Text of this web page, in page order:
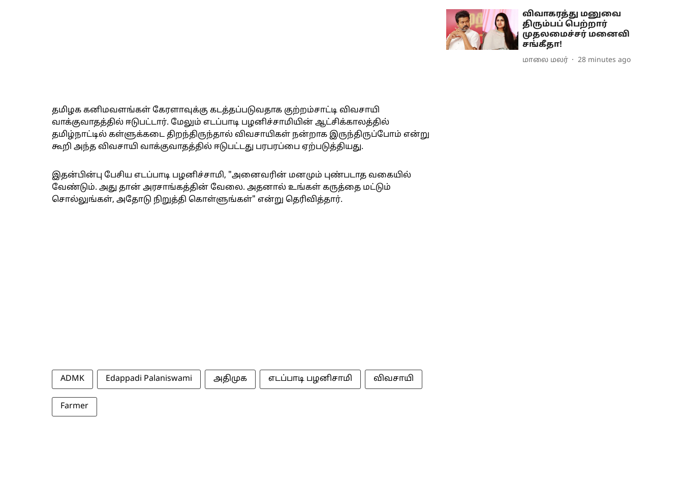
தமிழக கனிமவளங்கள் கேரளாவுக்கு கடத்தப்படுவதாக குற்றம்சாட்டி விவசாயி
வாக்குவாதத்தில் ஈடுபட்டார். மேலும் எடப்பாடி பழனிச்சாமியின் ஆட்சிக்காலத்தில்
தமிழ்நாட்டில் கள்ளுக்கடை திறந்திருந்தால் விவசாயிகள் நன்றாக இருந்திருப்போம் என்று
கூறி அந்த விவசாயி வாக்குவாதத்தில் ஈடுபட்டது பரபரப்பை ஏற்படுத்தியது.
இதன்பின்பு பேசிய எடப்பாடி பழனிச்சாமி, "அனைவரின் மனமும் புண்படாத வகையில்
வேண்டும். அது தான் அரசாங்கத்தின் வேலை. அதனால் உங்கள் கருத்தை மட்டும்
சொல்லுங்கள், அதோடு நிறுத்தி கொள்ளுங்கள்" என்று தெரிவித்தார்.
ADMK Edappadi Palaniswami அதிமுக எடப்பாடி பழனிசாமி விவசாயி
Farmer
விவாகரத்து மனுவை
திரும்பப் பெற்றார்
முதலமைச்சர் மனைவி
சங்கீதா!
மாலை மலர் 28 minutes ago